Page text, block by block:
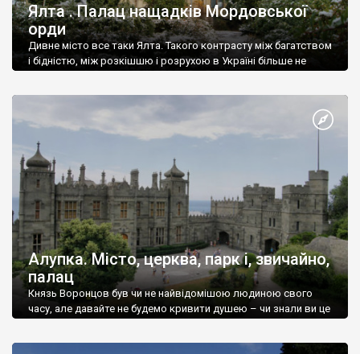
Ялта . Палац нащадків Мордовської
орди
Дивне місто все таки Ялта. Такого контрасту між багатством
і бідністю, між розкішшю і розрухою в Україні більше не
Алупка. Місто, церква, парк і, звичайно,
палац
Князь Воронцов був чи не найвідомішою людиною свого
часу, але давайте не будемо кривити душею – чи знали ви це